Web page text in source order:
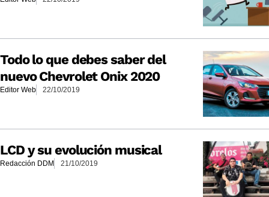
Todo lo que debes saber del
nuevo Chevrolet Onix 2020
Editor Web 22/10/2019
LCD y su evolución musical
Redacción DDM 21/10/2019